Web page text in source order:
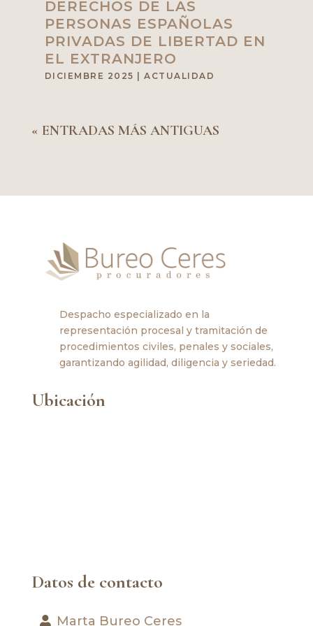
DERECHOS DE LAS
PERSONAS ESPAÑOLAS
PRIVADAS DE LIBERTAD EN
EL EXTRANJERO
DICIEMBRE 2025 |ACTUALIDAD
« ENTRADAS MÁS ANTIGUAS
Despacho especializado en la
representación procesal y tramitación de
procedimientos civiles, penales y sociales,
garantizando agilidad, diligencia y seriedad.
Ubicación
Datos de contacto
Marta Bureo Ceres